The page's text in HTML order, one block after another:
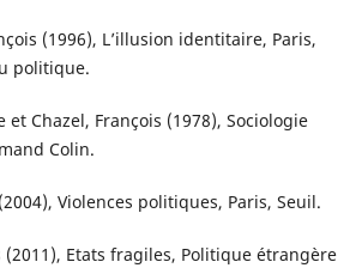
(1996), L’illusion identitaire, Paris,
politique.
et Chazel, François (1978), Sociologie
Colin.
Violences politiques, Paris, Seuil.
(2011), Etats fragiles, Politique étrangère